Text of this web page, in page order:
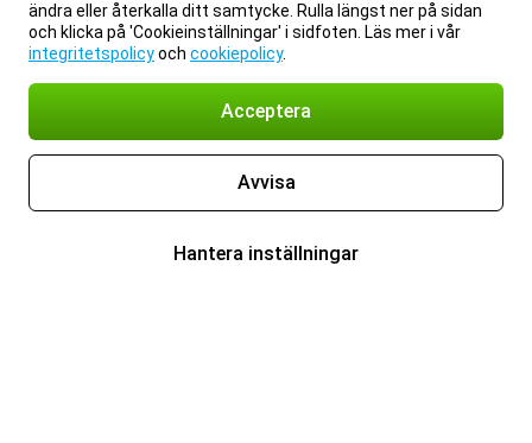
ändra eller återkalla ditt samtycke. Rulla längst ner på sidan
och klicka på 'Cookieinställningar' i sidfoten. Läs mer i vår
integritetspolicyoch cookiepolicy.
Acceptera
Avvisa
Hantera inställningar